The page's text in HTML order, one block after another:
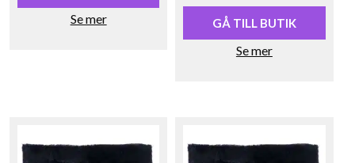
Se mer GÅ TILL BUTIK
Se mer